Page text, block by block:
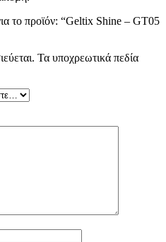
το προϊόν: “Geltix Shine – GT05
Τα υποχρεωτικά πεδία